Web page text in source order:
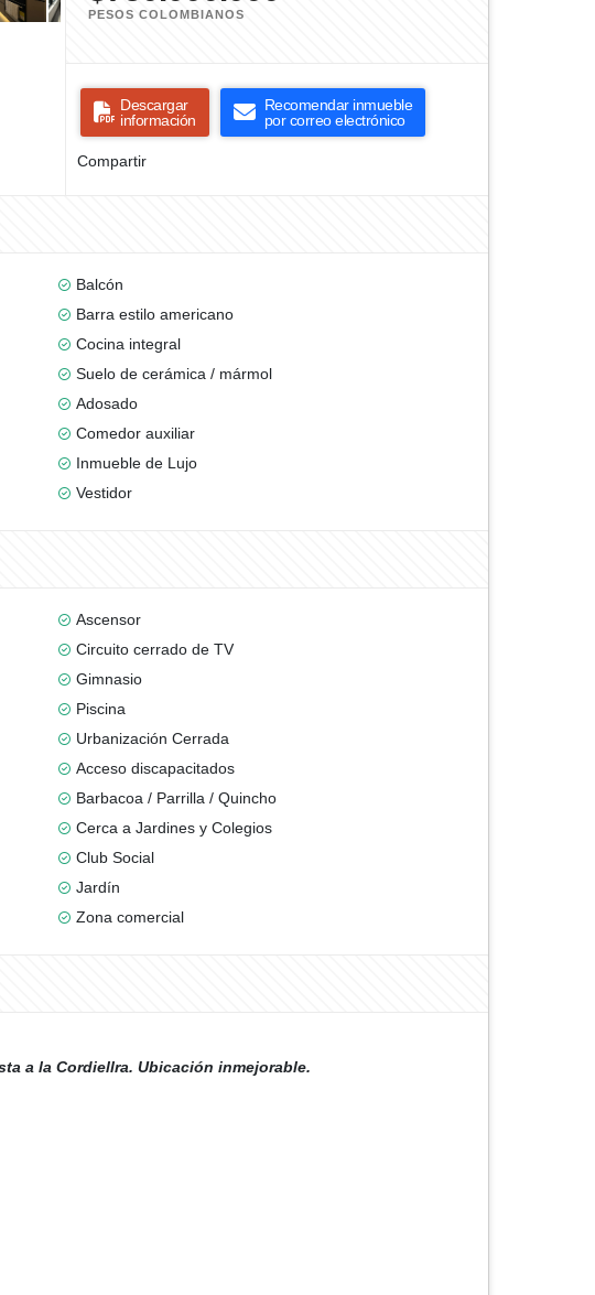
PESOS COLOMBIANOS
Descargar
información
Recomendar inmueble
por correo electrónico
Compartir
Balcón
Barra estilo americano
Cocina integral
Suelo de cerámica / mármol
Adosado
Comedor auxiliar
Inmueble de Lujo
Vestidor
Ascensor
Circuito cerrado de TV
Gimnasio
Piscina
Urbanización Cerrada
Acceso discapacitados
Barbacoa / Parrilla / Quincho
Cerca a Jardines y Colegios
Club Social
Jardín
Zona comercial
a la Cordiellra. Ubicación inmejorable.